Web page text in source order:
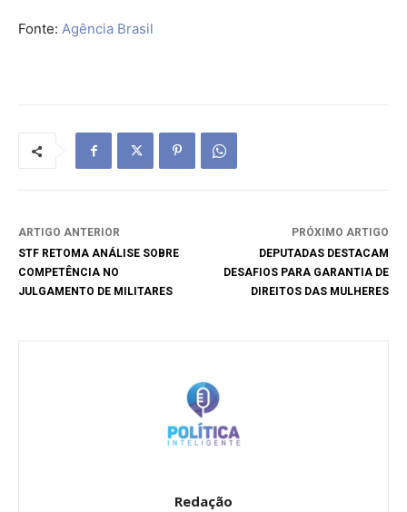
Fonte: Agência Brasil
ARTIGO ANTERIOR
STF RETOMA ANÁLISE SOBRE
COMPETÊNCIA NO
JULGAMENTO DE MILITARES
PRÓXIMO ARTIGO
DEPUTADAS DESTACAM
DESAFIOS PARA GARANTIA DE
DIREITOS DAS MULHERES
Redação